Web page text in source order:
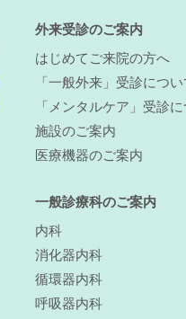
外来受診のご案内
はじめてご来院の方へ
「一般外来」受診につい
「メンタルケア」受診
施設のご案内
医療機器のご案内
一般診療科のご案内
内科
消化器内科
循環器内科
呼吸器内科